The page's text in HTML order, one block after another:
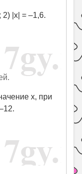
|x| = –1,6.
х, при